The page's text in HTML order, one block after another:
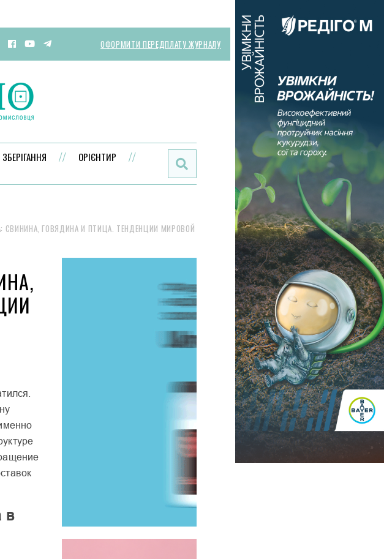
ОФОРМИТИ ПЕРЕДПЛАТУ ЖУРНАЛУ
ЗБЕРІГАННЯ
ОРІЄНТИР
СВИНИНА, ГОВЯДИНА И ПТИЦА. ТЕНДЕНЦИИ МИРОВОЙ
в